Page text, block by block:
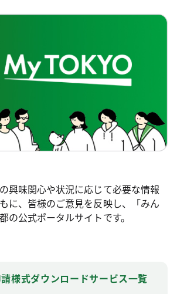
興味関心や状況に応じて必要な情報
に、皆様のご意見を反映し、「みん
の公式ポータルサイトです。
様式ダウンロードサービス一覧